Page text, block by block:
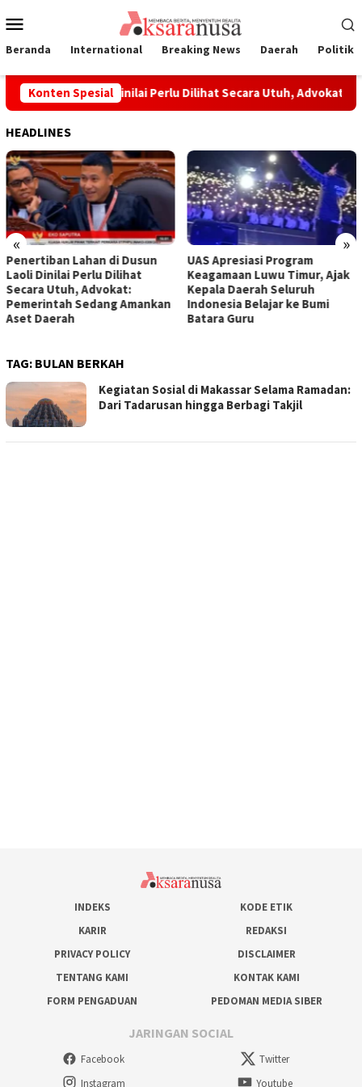
ke
Mobile
Beranda International Breaking News Daerah Politik
Konten Spesial
di Dusun Laoli Dinilai Perlu Dilihat Secara Utuh, Advokat:
HEADLINES
« »
Penertiban Lahan di Dusun
Laoli Dinilai Perlu Dilihat
Secara Utuh, Advokat:
Pemerintah Sedang Amankan
Aset Daerah
UAS Apresiasi Program
Keagamaan Luwu Timur, Ajak
Kepala Daerah Seluruh
Indonesia Belajar ke Bumi
Batara Guru
TAG: BULAN BERKAH
Kegiatan Sosial di Makassar Selama Ramadan:
Dari Tadarusan hingga Berbagi Takjil
INDEKS
KODE ETIK
KARIR
REDAKSI
PRIVACY POLICY
DISCLAIMER
TENTANG KAMI
KONTAK KAMI
FORM PENGADUAN
PEDOMAN MEDIA SIBER
JARINGAN SOCIAL
Facebook
Twitter
Instagram
Youtube